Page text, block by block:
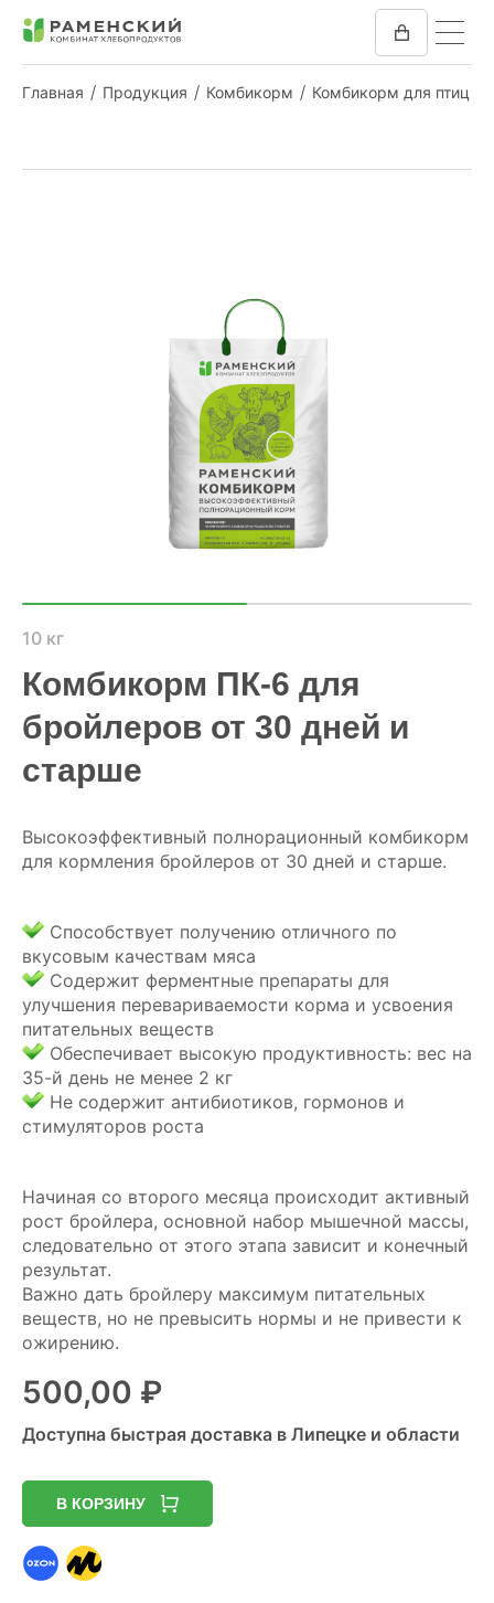
Главная Продукция Комбикорм Комбикорм для птиц
10 кг
Комбикорм ПК-6 для
бройлеров от 30 дней и
старше
Высокоэффективный полнорационный комбикорм
для кормления бройлеров от 30 дней и старше.
Способствует получению отличного по
вкусовым качествам мяса
Содержит ферментные препараты для
улучшения перевариваемости корма и усвоения
питательных веществ
Обеспечивает высокую продуктивность: вес на
35-й день не менее 2 кг
Не содержит антибиотиков, гормонов и
стимуляторов роста
Начиная со второго месяца происходит активный
рост бройлера, основной набор мышечной массы,
следовательно от этого этапа зависит и конечный
результат.
Важно дать бройлеру максимум питательных
веществ, но не превысить нормы и не привести к
ожирению.
500,00 ₽
Доступна быстрая доставка в Липецке и области
В КОРЗИНУ
ПРАЙС
ГДЕ КУПИТЬ
КОНТАКТЫ
8 (804) 700-18-14
КАЛЬКУЛЯТОР КОМБИКОРМА